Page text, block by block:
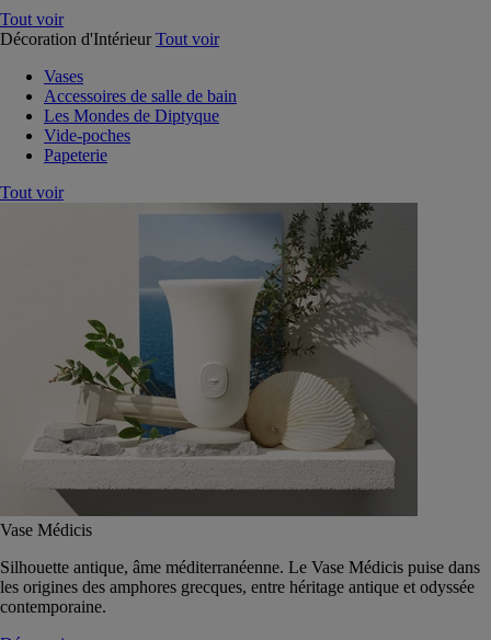
Tout voir
Décoration d'Intérieur Tout voir
Vases
Accessoires de salle de bain
Les Mondes de Diptyque
Vide-poches
Papeterie
Tout voir
Vase Médicis
Silhouette antique, âme méditerranéenne. Le Vase Médicis puise dans
les origines des amphores grecques, entre héritage antique et odyssée
contemporaine.